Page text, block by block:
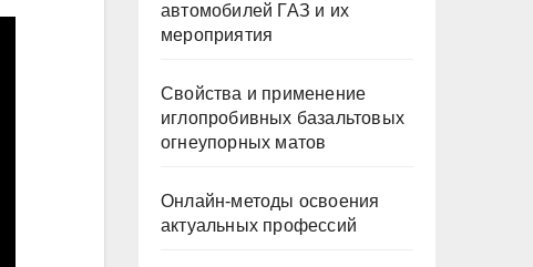
автомобилей ГАЗ и их
мероприятия
Свойства и применение
иглопробивных базальтовых
огнеупорных матов
Онлайн-методы освоения
актуальных профессий